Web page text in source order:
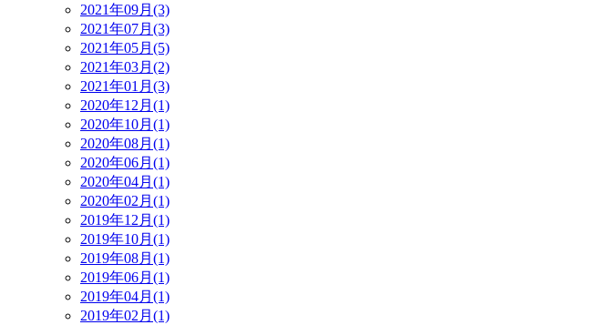
2021年09月(3)
2021年07月(3)
2021年05月(5)
2021年03月(2)
2021年01月(3)
2020年12月(1)
2020年10月(1)
2020年08月(1)
2020年06月(1)
2020年04月(1)
2020年02月(1)
2019年12月(1)
2019年10月(1)
2019年08月(1)
2019年06月(1)
2019年04月(1)
2019年02月(1)